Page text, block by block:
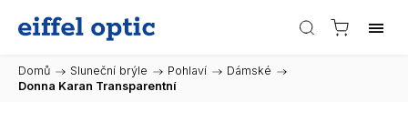
Domů / Sluneční brýle / Pohlaví / Dámské /
Donna Karan Transparentní